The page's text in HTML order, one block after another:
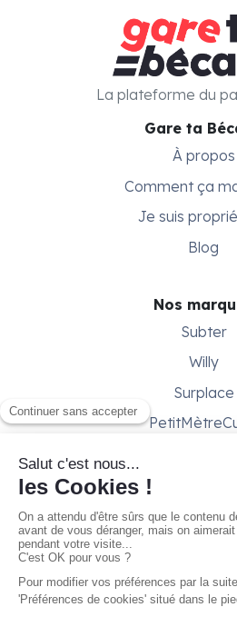
Gare ta
À propos
Comment ça
Je suis
Blog
Nos
Subter
Willy
Surplace
Besoin
Conditions
Gestion des
La plateforme du